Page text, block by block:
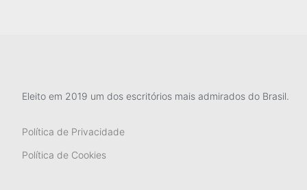
Eleito em 2019 um dos escritórios mais admirados do Brasil.
Política de Privacidade
Política de Cookies